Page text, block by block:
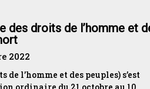
des droits de l’homme et
2022
l’homme et des peuples) s’est